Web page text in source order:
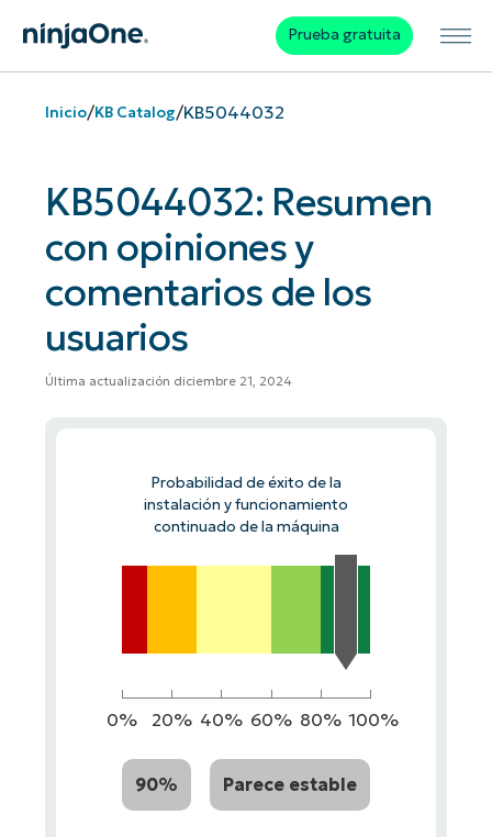
Prueba gratuita
Inicio/KB Catalog/KB5044032
KB5044032: Resumen
con opiniones y
comentarios de los
usuarios
Última actualización diciembre 21, 2024
Probabilidad de éxito de la
instalación y funcionamiento
continuado de la máquina
0% 20% 40% 60% 80% 100%
90% Parece estable